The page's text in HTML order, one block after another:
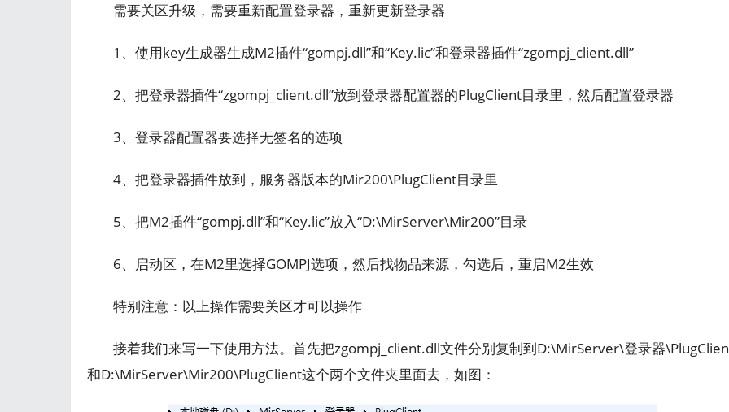
需要关区升级，需要重新配置登录器，重新更新登录器
1、使用key生成器生成M2插件“gompj.dll”和“Key.lic”和登录器插件“zgompj_client.dll”
2、把登录器插件“zgompj_client.dll”放到登录器配置器的PlugClient目录里，然后配置登录器
3、登录器配置器要选择无签名的选项
4、把登录器插件放到，服务器版本的Mir200\PlugClient目录里
5、把M2插件“gompj.dll”和“Key.lic”放入“D:\MirServer\Mir200”目录
6、启动区，在M2里选择GOMPJ选项，然后找物品来源，勾选后，重启M2生效
特别注意：以上操作需要关区才可以操作
接着我们来写一下使用方法。首先把zgompj_client.dll文件分别复制到D:\MirServer\登录器
和D:\MirServer\Mir200\PlugClient这个两个文件夹里面去，如图：